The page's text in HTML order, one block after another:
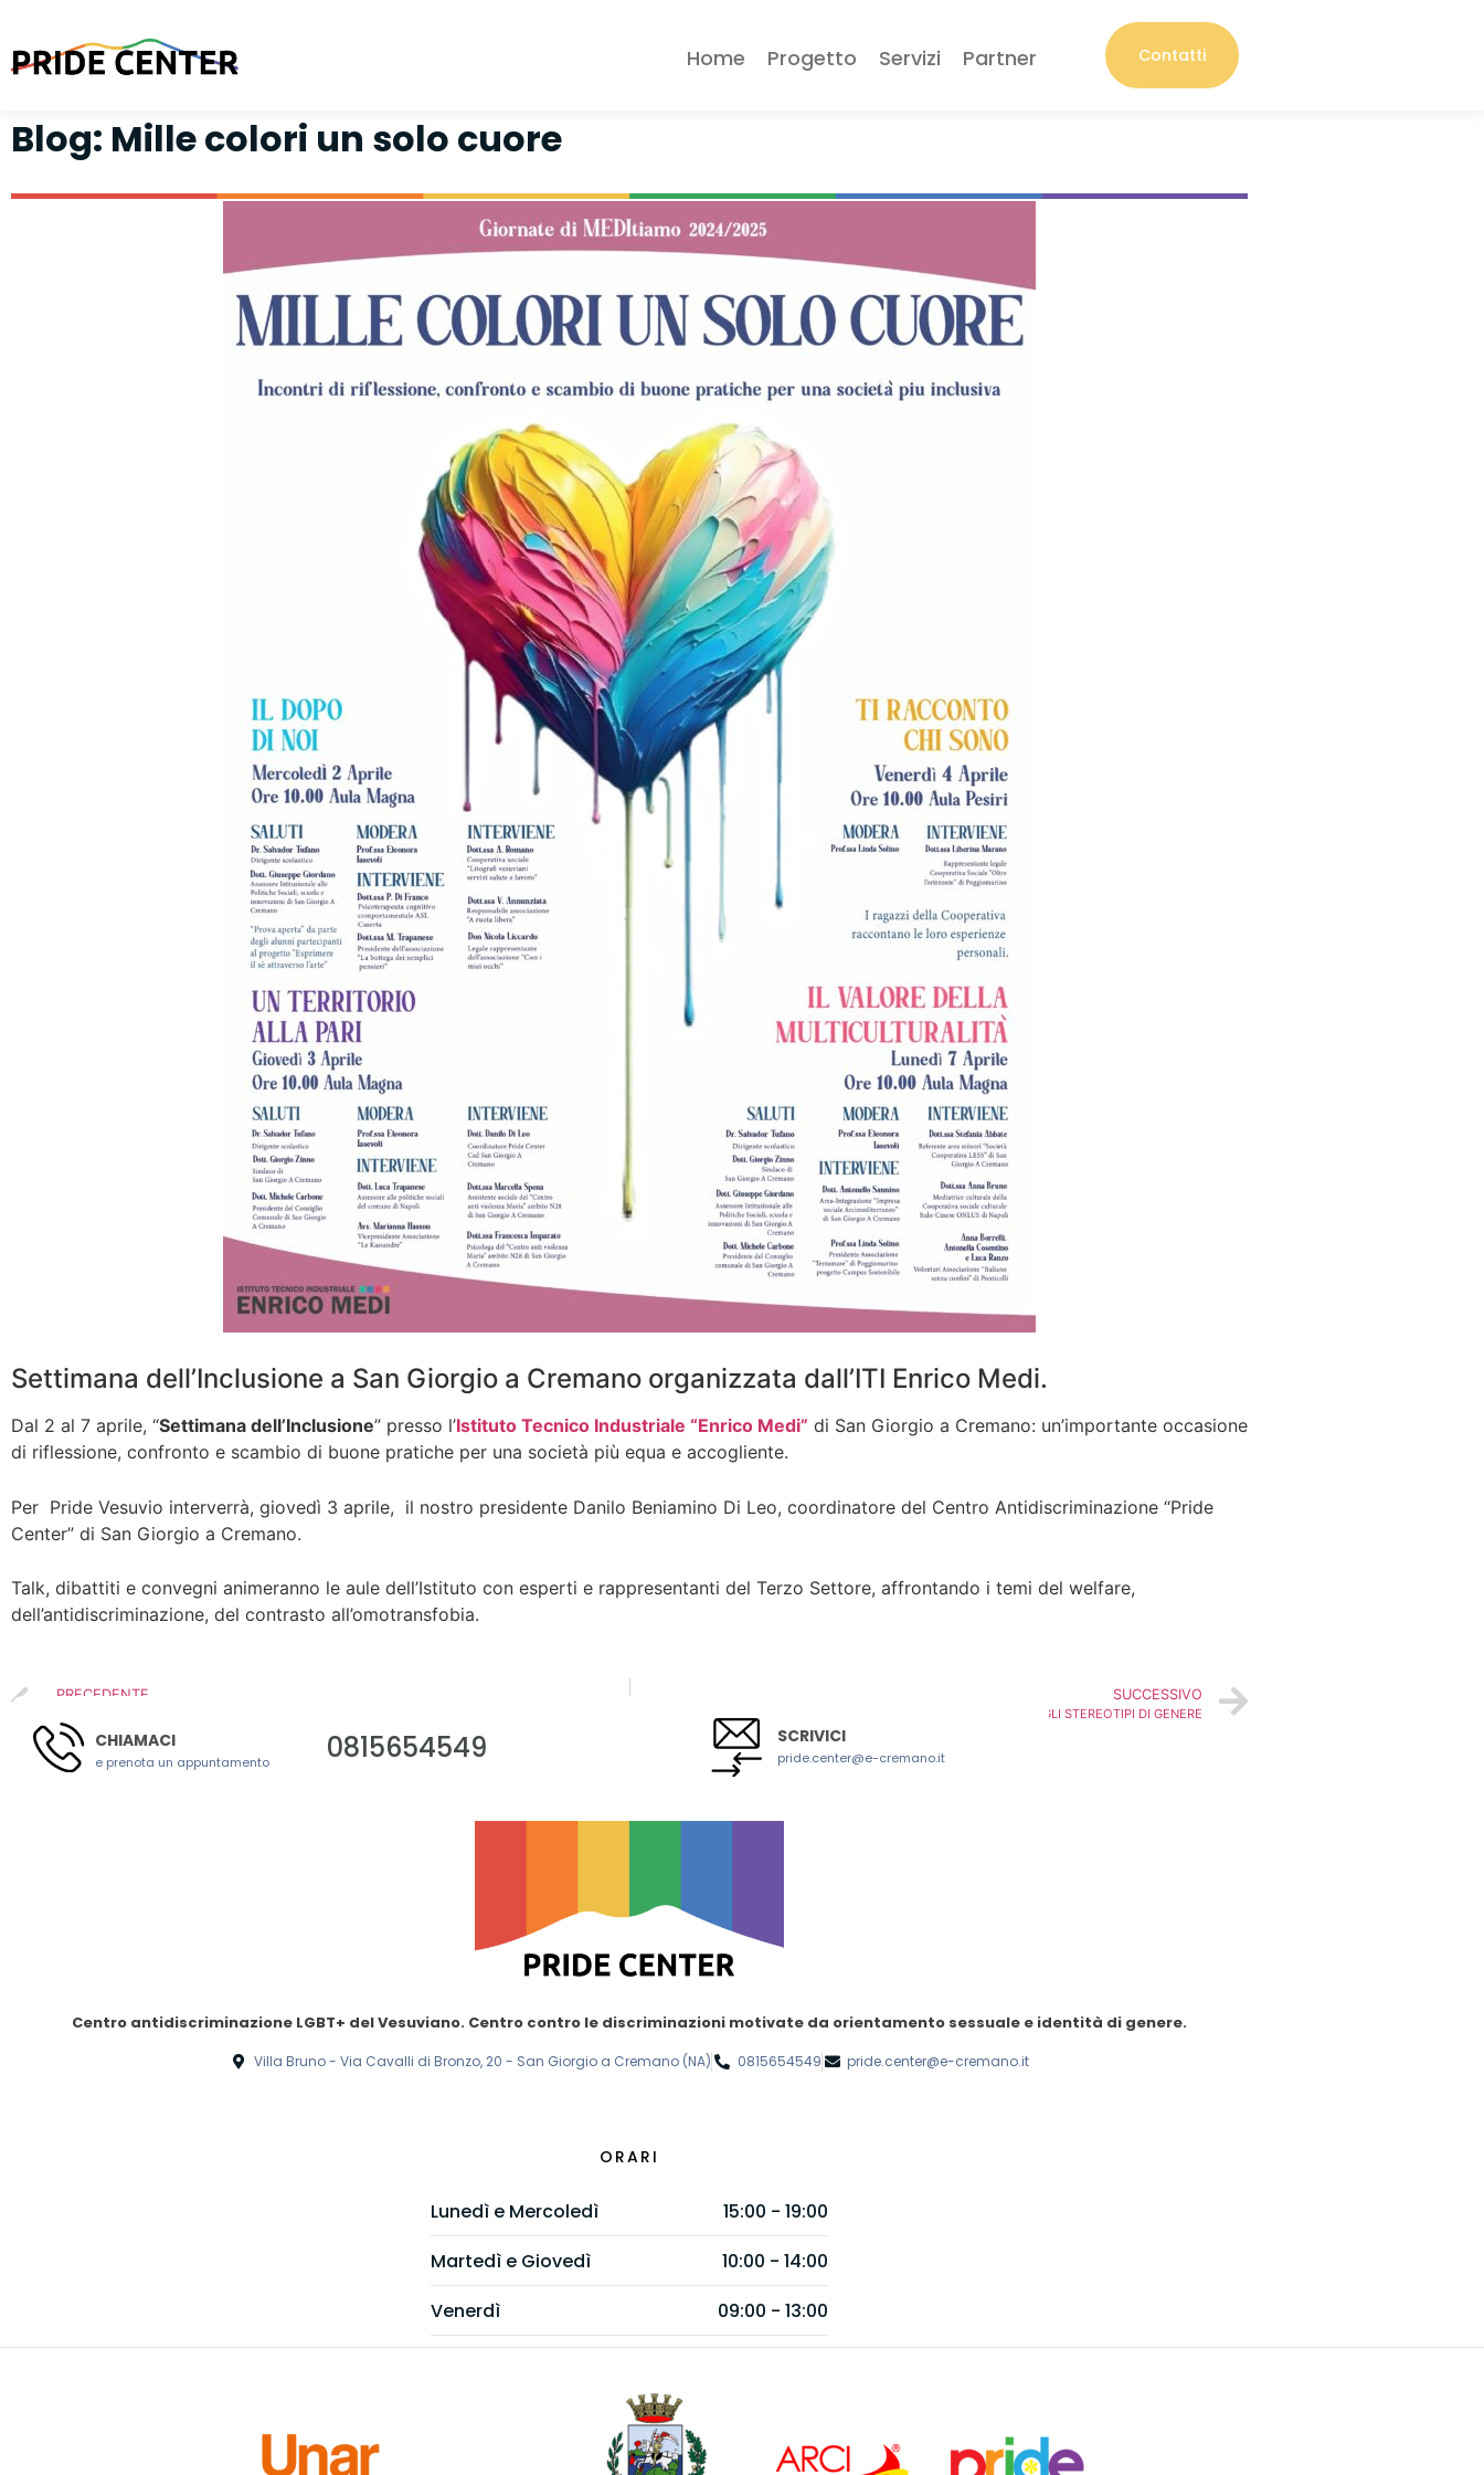
Home Progetto Servizi Partner Contatti
Blog: Mille colori un solo cuore
Settimana dell’Inclusione a San Giorgio a Cremano organizzata dall’ITI Enrico Medi.
Dal 2 al 7 aprile, “Settimana dell’Inclusione” presso l’Istituto Tecnico Industriale “Enrico Medi” di San Giorgio a Cremano: un’importante occasione
di riflessione, confronto e scambio di buone pratiche per una società più equa e accogliente.
Per Pride Vesuvio interverrà, giovedì 3 aprile, il nostro presidente Danilo Beniamino Di Leo, coordinatore del Centro Antidiscriminazione “Pride
Center” di San Giorgio a Cremano.
Talk, dibattiti e convegni animeranno le aule dell’Istituto con esperti e rappresentanti del Terzo Settore, affrontando i temi del welfare,
dell’antidiscriminazione, del contrasto all’omotransfobia.
PRECEDENTE SUCCESSIVO
IL GIOCATTOLO E IL CONTRASTO AGLI STEREOTIPI DI GENERE
CHIAMACI
e prenota un appuntamento 0815654549 SCRIVICI
pride.center@e-cremano.it
Centro antidiscriminazione LGBT+ del Vesuviano. Centro contro le discriminazioni motivate da orientamento sessuale e identità di genere.
Villa Bruno - Via Cavalli di Bronzo, 20 - San Giorgio a Cremano (NA) 0815654549 pride.center@e-cremano.it
ORARI
Lunedì e Mercoledì
15:00 - 19:00
Martedì e Giovedì
10:00 - 14:00
Venerdì
09:00 - 13:00